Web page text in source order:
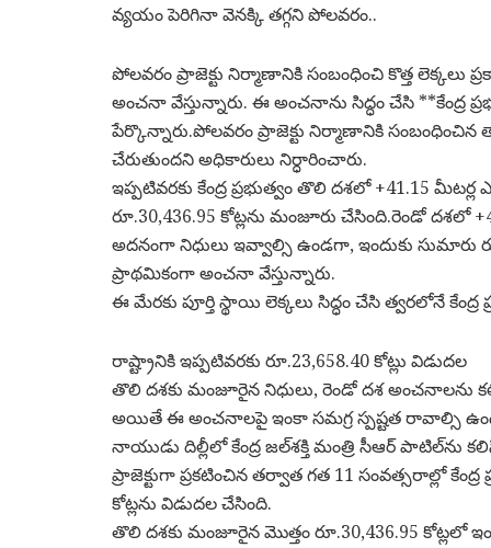
వ్యయం పెరిగినా వెనక్కి తగ్గని పోలవరం..
పోలవరం ప్రాజెక్టు నిర్మాణానికి సంబంధించి కొత్త లెక్కలు
అంచనా వేస్తున్నారు. ఈ అంచనాను సిద్ధం చేసి **కేంద్ర
పేర్కొన్నారు.పోలవరం ప్రాజెక్టు నిర్మాణానికి సంబంధించిన
చేరుతుందని అధికారులు నిర్ధారించారు.
ఇప్పటివరకు కేంద్ర ప్రభుత్వం తొలి దశలో +41.15
రూ.30,436.95 కోట్లను మంజూరు చేసింది.రెండో దశలో
అదనంగా నిధులు ఇవ్వాల్సి ఉండగా, ఇందుకు సుమారు
ప్రాథమికంగా అంచనా వేస్తున్నారు.
ఈ మేరకు పూర్తి స్థాయి లెక్కలు సిద్ధం చేసి త్వరలోనే కేంద్ర
రాష్ట్రానికి ఇప్పటివరకు రూ.23,658.40 కోట్లు విడుదల
తొలి దశకు మంజూరైన నిధులు, రెండో దశ అంచనాలను
అయితే ఈ అంచనాలపై ఇంకా సమగ్ర స్పష్టత రావాల్సి
నాయుడు దిల్లీలో కేంద్ర జల్‌శక్తి మంత్రి సీఆర్‌
ప్రాజెక్టుగా ప్రకటించిన తర్వాత గత 11 సంవత్సరాల్లో కేంద్ర
కోట్లను విడుదల చేసింది.
తొలి దశకు మంజూరైన మొత్తం రూ.30,436.95 కోట్లలో